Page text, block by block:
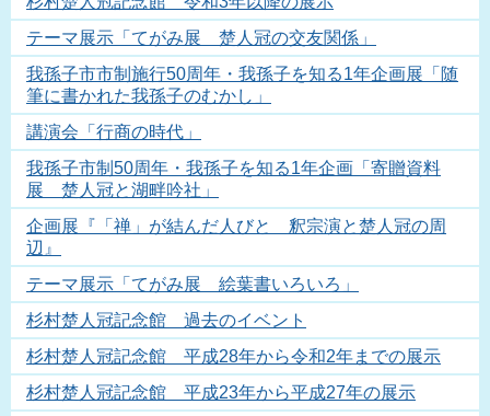
テーマ展示「てがみ展 楚人冠の交友関係」
我孫子市市制施行50周年・我孫子を知る1年企画展「随
筆に書かれた我孫子のむかし」
講演会「行商の時代」
我孫子市制50周年・我孫子を知る1年企画「寄贈資料
展 楚人冠と湖畔吟社」
企画展『「禅」が結んだ人びと 釈宗演と楚人冠の周
辺』
テーマ展示「てがみ展 絵葉書いろいろ」
杉村楚人冠記念館 過去のイベント
杉村楚人冠記念館 平成28年から令和2年までの展示
杉村楚人冠記念館 平成23年から平成27年の展示